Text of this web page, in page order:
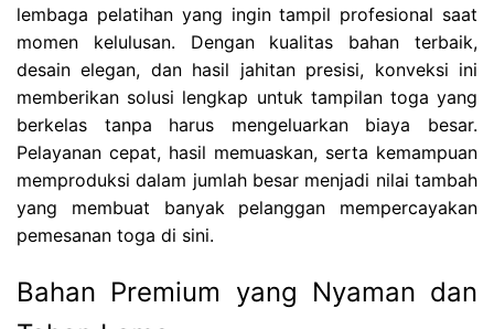
lembaga pelatihan yang ingin tampil profesional saat
momen kelulusan. Dengan kualitas bahan terbaik,
desain elegan, dan hasil jahitan presisi, konveksi ini
memberikan solusi lengkap untuk tampilan toga yang
berkelas tanpa harus mengeluarkan biaya besar.
Pelayanan cepat, hasil memuaskan, serta kemampuan
memproduksi dalam jumlah besar menjadi nilai tambah
yang membuat banyak pelanggan mempercayakan
pemesanan toga di sini.
Bahan Premium yang Nyaman dan